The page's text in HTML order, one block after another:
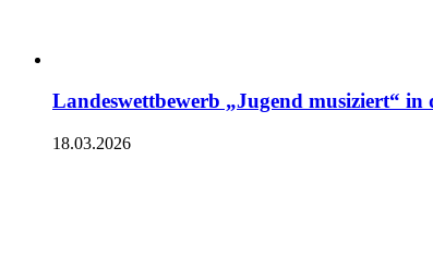
Landeswettbewerb „Jugend musiziert“ in
18.03.2026